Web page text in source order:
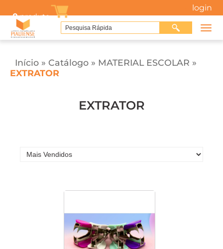
0produto
login
Início » Catálogo » MATERIAL ESCOLAR »
EXTRATOR
EXTRATOR